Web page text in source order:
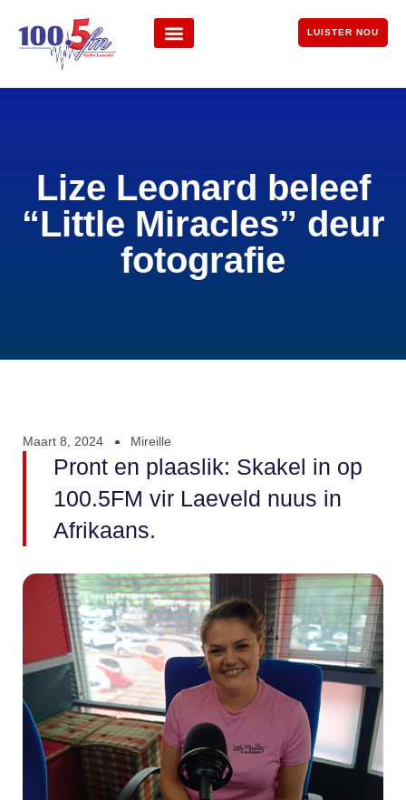
LUISTER NOU
Lize Leonard beleef
“Little Miracles” deur
fotografie
Maart 8, 2024 Mireille
Pront en plaaslik: Skakel in op
100.5FM vir Laeveld nuus in
Afrikaans.